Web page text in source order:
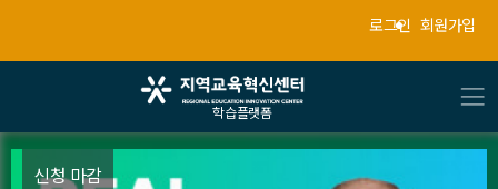
로그인 회원가입
학습플랫폼
신청 마감